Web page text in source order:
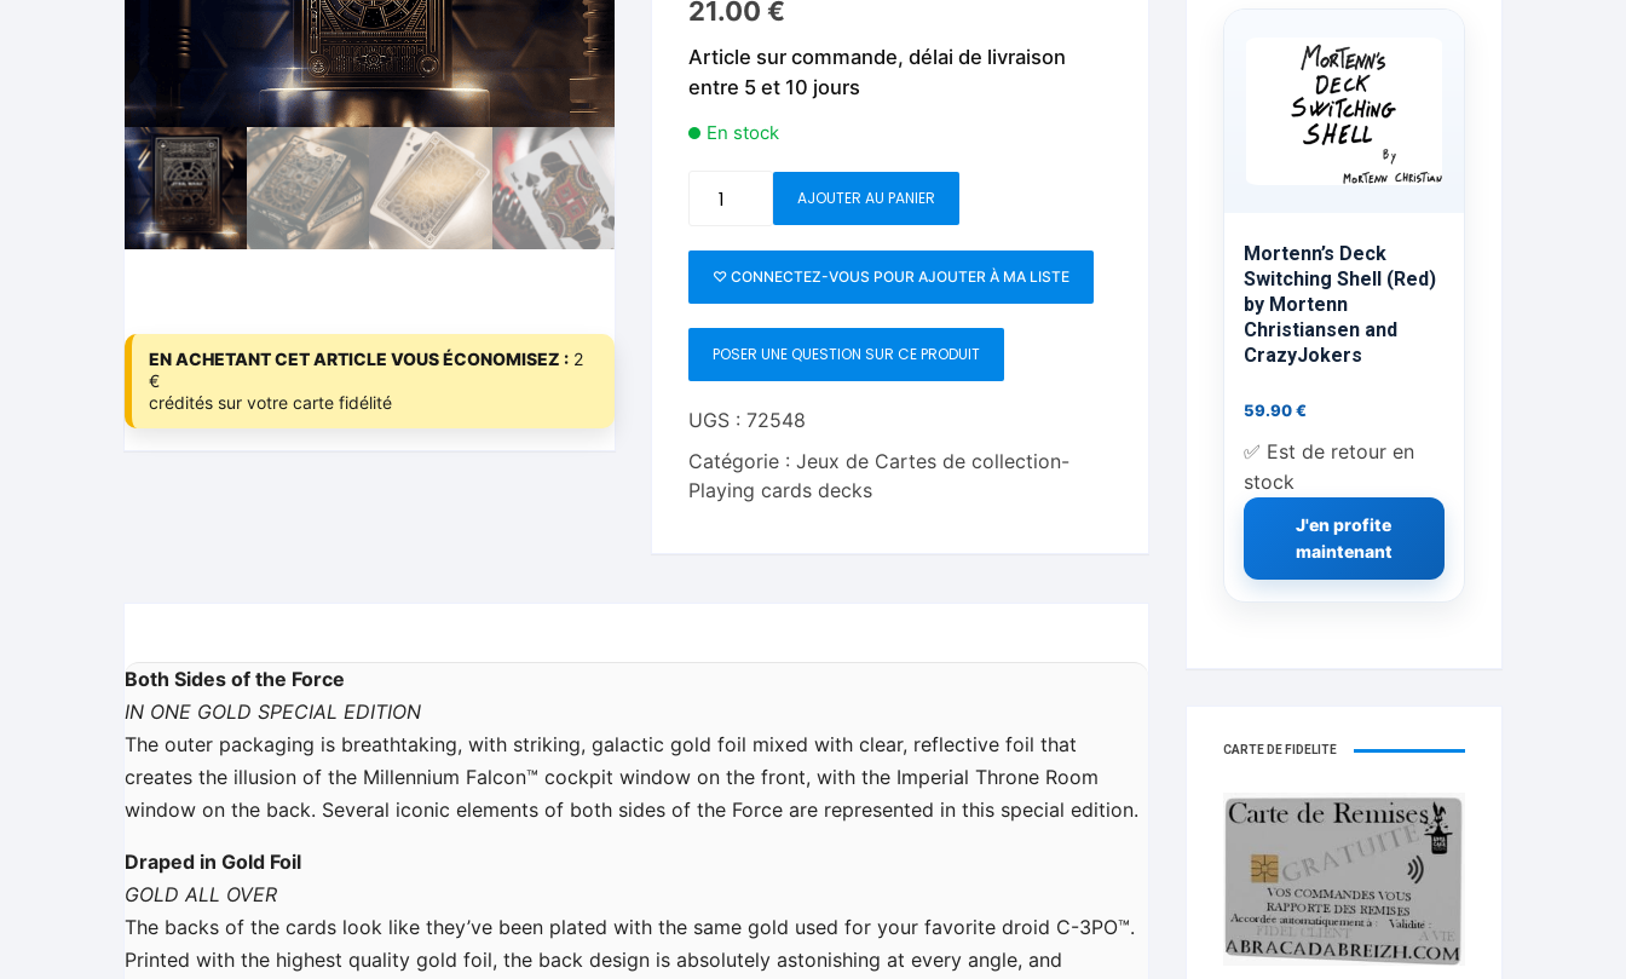
Foulards C.Up
Feu
Mentalisme salon et scène
Livres sur la Magie
Livres en Anglais
EN ACHETANT CET ARTICLE VOUS ÉCONOMISEZ : 2
€
crédités sur votre carte fidélité
21.00€
Article sur commande, délai de livraison
entre 5 et 10 jours
En stock
Wars
Gold
Edition
Playing
Cards
by
AJOUTER AU PANIER
♡ CONNECTEZ-VOUS POUR AJOUTER À MA LISTE
POSER UNE QUESTION SUR CE PRODUIT
UGS :72548
Catégorie :Jeux de Cartes de collection-
Playing cards decks
Both Sides of the Force
IN ONE GOLD SPECIAL EDITION
The outer packaging is breathtaking, with striking, galactic gold foil mixed with clear, reflective foil that
creates the illusion of the Millennium Falcon™ cockpit window on the front, with the Imperial Throne Room
window on the back. Several iconic elements of both sides of the Force are represented in this special edition.
Draped in Gold Foil
GOLD ALL OVER
The backs of the cards look like they’ve been plated with the same gold used for your favorite droid C-3PO™.
Printed with the highest quality gold foil, the back design is absolutely astonishing at every angle, and
Mortenn’s Deck
Switching Shell (Red)
by Mortenn
Christiansen and
CrazyJokers
59.90€
✅ Est de retour en
stock
J'en profite
maintenant
CARTE DE FIDELITÉ